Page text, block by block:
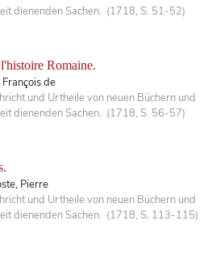
dienenden Sachen. (1718, S. 51-52)
Romaine.
de
und Urtheile von neuen Büchern und
dienenden Sachen. (1718, S. 56-57)
Pierre
und Urtheile von neuen Büchern und
dienenden Sachen. (1718, S. 113-115)